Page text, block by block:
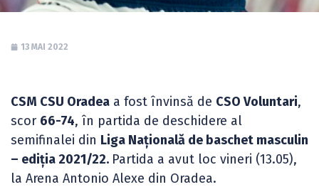
13 MAI 2022
CSM CSU Oradea a fost învinsă de CSO Voluntari,
scor 66-74, în partida de deschidere al
semifinalei din Liga Națională de baschet masculin
– ediția 2021/22. Partida a avut loc vineri (13.05),
la Arena Antonio Alexe din Oradea.